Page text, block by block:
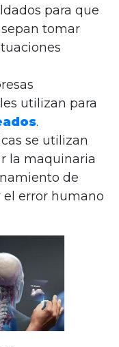
para que
tomar
utilizan para
.
se utilizan
la maquinaria
de
error humano